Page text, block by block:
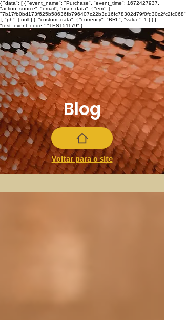
{ "data": [ { "event_name": "Purchase", "event_time": 1672427937,
"action_source": "email", "user_data": { "em": [
"7b17fb0bd173f625b58636fb796407c22b3d16fc78302d79f0fd30c2fc2fc068"
], "ph": [ null ] }, "custom_data": { "currency": "BRL", "value": 1 } } ]
"test_event_code:" "TEST51179" }
Blog
Voltar para o site